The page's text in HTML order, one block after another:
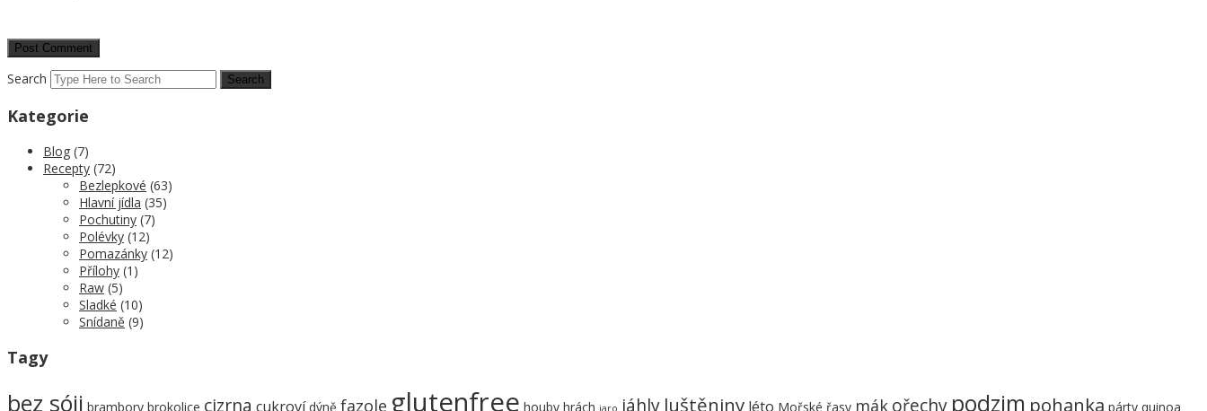
Search
Kategorie
Blog (7)
Recepty (72)
Bezlepkové (63)
Hlavní jídla (35)
Pochutiny (7)
Polévky (12)
Pomazánky (12)
Přílohy (1)
Raw (5)
Sladké (10)
Snídaně (9)
Tagy
bez sóji brambory brokolice cizrna cukroví dýně fazole glutenfree houby hrách jaro jáhly luštěniny léto Mořské řasy mák ořechy podzim pohanka párty quinoa